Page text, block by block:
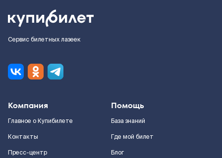
Сервис билетных лазеек
Компания
Главное о Купибилете
Контакты
Пресс-центр
Помощь
База знаний
Где мой билет
Блог